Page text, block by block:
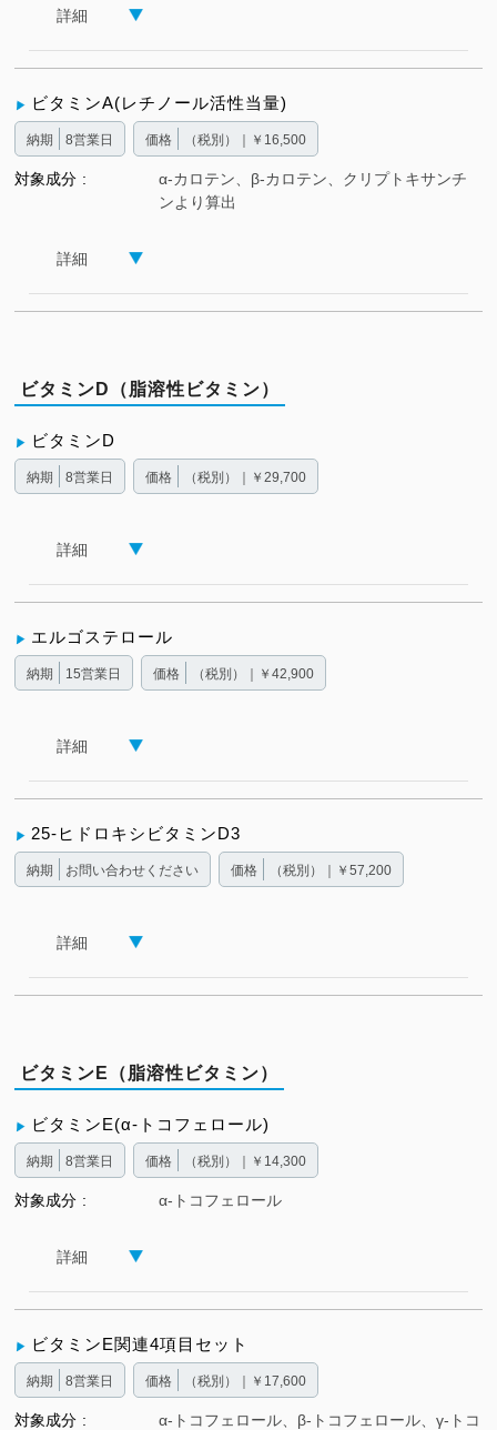
詳細
ビタミンA(レチノール活性当量)
納期 8営業日 価格 （税別）｜￥16,500
対象成分
α-カロテン、β-カロテン、クリプトキサンチ
ンより算出
詳細
ビタミンD（脂溶性ビタミン）
ビタミンD
納期 8営業日 価格 （税別）｜￥29,700
詳細
エルゴステロール
納期 15営業日 価格 （税別）｜￥42,900
詳細
25-ヒドロキシビタミンD3
納期 お問い合わせください 価格 （税別）｜￥57,200
詳細
ビタミンE（脂溶性ビタミン）
ビタミンE(α-トコフェロール)
納期 8営業日 価格 （税別）｜￥14,300
対象成分 α-トコフェロール
詳細
ビタミンE関連4項目セット
納期 8営業日 価格 （税別）｜￥17,600
対象成分 α-トコフェロール、β-トコフェロール、γ-トコ